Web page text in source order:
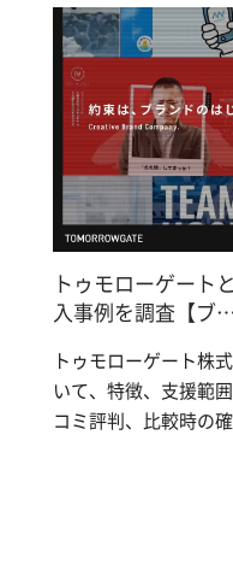
トゥモローゲート
入事例を調査【ブ
トゥモローゲート株
いて、特徴、支援範
コミ評判、比較時の